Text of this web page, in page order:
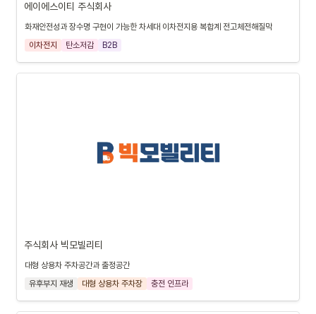
에이에스이티 주식회사
화재안전성과 장수명 구현이 가능한 차세대 이차전지용 복합계 전고체전해질막
이차전지
탄소저감 B2B
주식회사 빅모빌리티
대형 상용차 주차공간과 출정공간
유후부지 재생
대형 상용차 주차장 충전 인프라